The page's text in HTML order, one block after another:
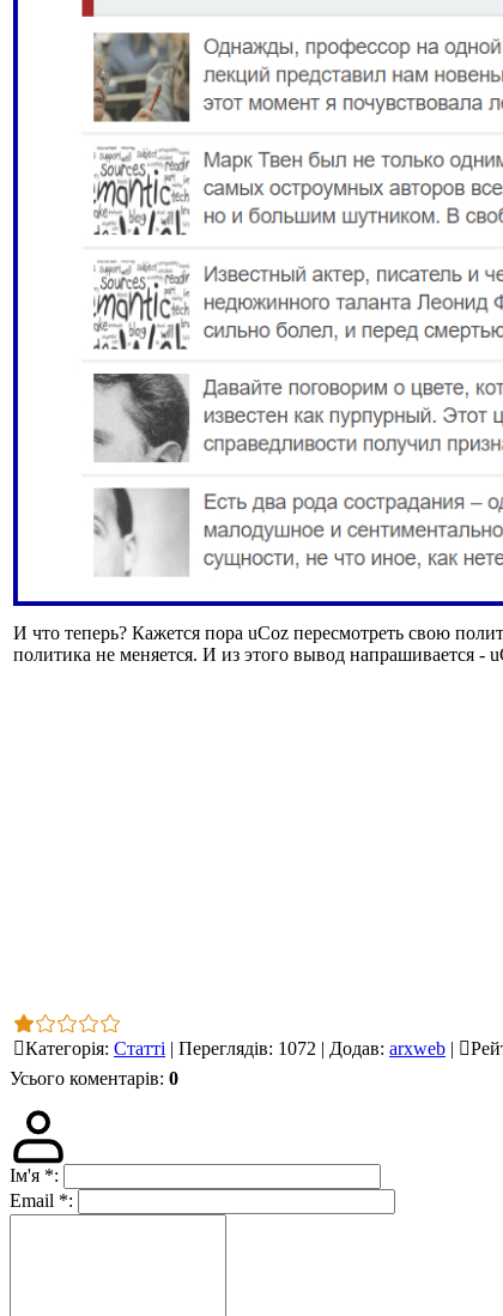
И что теперь? Кажется пора uCoz пересмотреть свою
политика не меняется. И из этого вывод напрашивается -
Категорія: Статті | Переглядів: 1072 | Додав: arxweb |
Усього коментарів: 0
Ім'я *:
Email *: